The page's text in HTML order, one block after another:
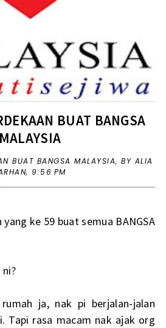
BUAT BANGSA
MALAYSIA
BUAT BANGSA MALAYSIA, BY ALIA
9:56 PM
ke 59 buat semua BANGSA
ja, nak pi berjalan-jalan
Tapi rasa macam nak ajak org